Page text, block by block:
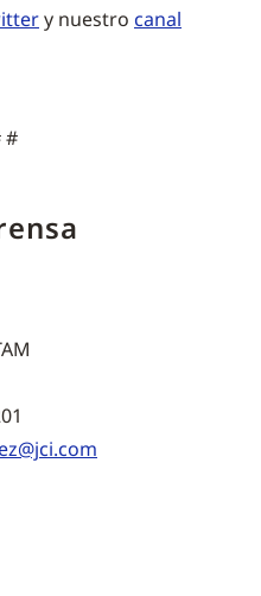
y nuestro canal
#